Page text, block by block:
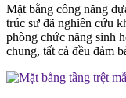
Mặt bằng công năng
trúc sư đã nghiên cứu
phòng chức năng sinh
chung, tất cả đều đảm